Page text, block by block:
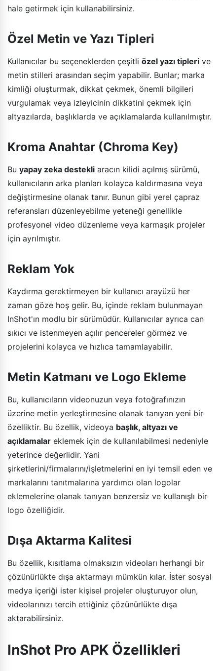
hale getirmek için kullanabilirsiniz.
Özel Metin ve Yazı Tipleri
Kullanıcılar bu seçeneklerden çeşitli özel yazı tipleri ve
metin stilleri arasından seçim yapabilir. Bunlar; marka
kimliği oluşturmak, dikkat çekmek, önemli bilgileri
vurgulamak veya izleyicinin dikkatini çekmek için
altyazılarda, başlıklarda ve açıklamalarda kullanılmıştır.
Kroma Anahtar (Chroma Key)
Bu yapay zeka destekli aracın kilidi açılmış sürümü,
kullanıcıların arka planları kolayca kaldırmasına veya
değiştirmesine olanak tanır. Bunun gibi yerel çapraz
referansları düzenleyebilme yeteneği genellikle
profesyonel video düzenleme veya karmaşık projeler
için ayrılmıştır.
Reklam Yok
Kaydırma gerektirmeyen bir kullanıcı arayüzü her
zaman göze hoş gelir. Bu, içinde reklam bulunmayan
InShot'ın modlu bir sürümüdür. Kullanıcılar ayrıca can
sıkıcı ve istenmeyen açılır pencereler görmez ve
projelerini kolayca ve hızlıca tamamlayabilir.
Metin Katmanı ve Logo Ekleme
Bu, kullanıcıların videonuzun veya fotoğrafınızın
üzerine metin yerleştirmesine olanak tanıyan yeni bir
özelliktir. Bu özellik, videoya başlık, altyazı ve
açıklamalar eklemek için de kullanılabilmesi nedeniyle
yeterince değerlidir. Yani
şirketlerini/firmalarını/işletmelerini en iyi temsil eden ve
markalarını tanıtmalarına yardımcı olan logolar
eklemelerine olanak tanıyan benzersiz ve kullanışlı bir
logo özelliğidir.
Dışa Aktarma Kalitesi
Bu özellik, kısıtlama olmaksızın videoları herhangi bir
çözünürlükte dışa aktarmayı mümkün kılar. İster sosyal
medya içeriği ister kişisel projeler oluşturuyor olun,
videolarınızı tercih ettiğiniz çözünürlükte dışa
aktarabilirsiniz.
InShot Pro APK Özellikleri